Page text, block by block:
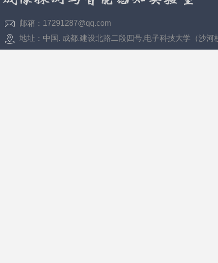
邮箱：17291287@qq.com
地址：中国. 成都.建设北路二段四号,电子科技大学（沙河